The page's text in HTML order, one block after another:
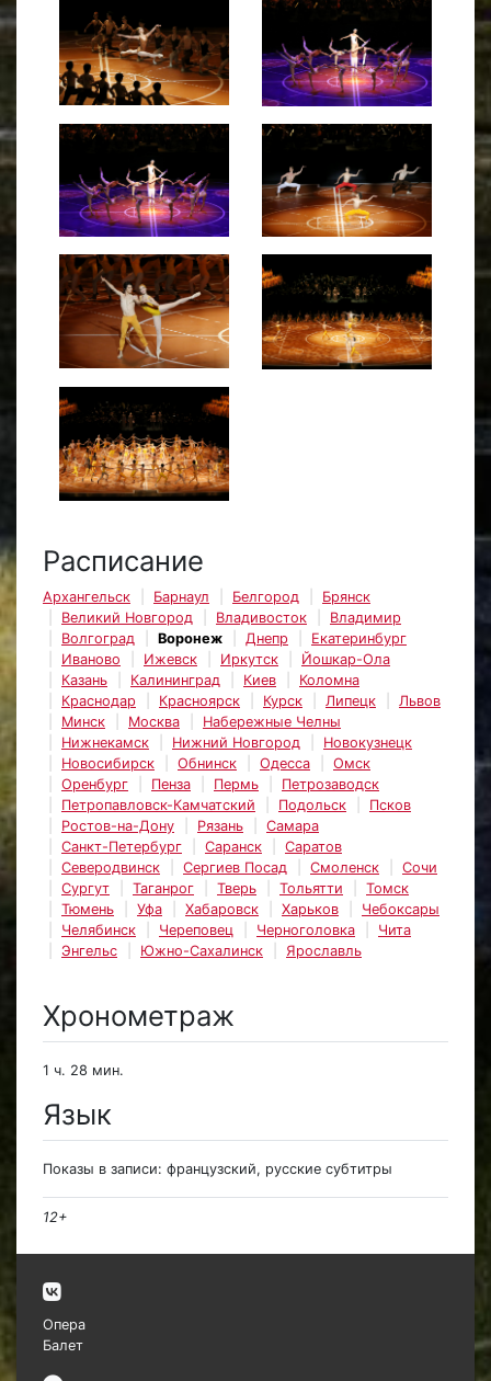
Расписание
Архангельск Барнаул Белгород
Брянск
Великий Новгород
Владивосток
Владимир
Волгоград
Воронеж Днепр
Екатеринбург
Иваново
Ижевск Иркутск
Йошкар-Ола
Казань
Калининград Киев
Коломна
Краснодар
Красноярск Курск Липецк
Львов
Минск
Москва
Набережные Челны
Нижнекамск
Нижний Новгород
Новокузнецк
Новосибирск
Обнинск Одесса
Омск
Оренбург
Пенза Пермь
Петрозаводск
Петропавловск-Камчатский
Подольск
Псков
Ростов-на-Дону
Рязань
Самара
Санкт-Петербург
Саранск
Саратов
Северодвинск
Сергиев Посад Смоленск
Сочи
Сургут
Таганрог Тверь Тольятти
Томск
Тюмень
Уфа Хабаровск Харьков
Чебоксары
Челябинск
Череповец Черноголовка
Чита
Энгельс
Южно-Сахалинск Ярославль
Хронометраж
1 ч. 28 мин.
Язык
Показы в записи: французский, русские субтитры
12+
Опера
Балет